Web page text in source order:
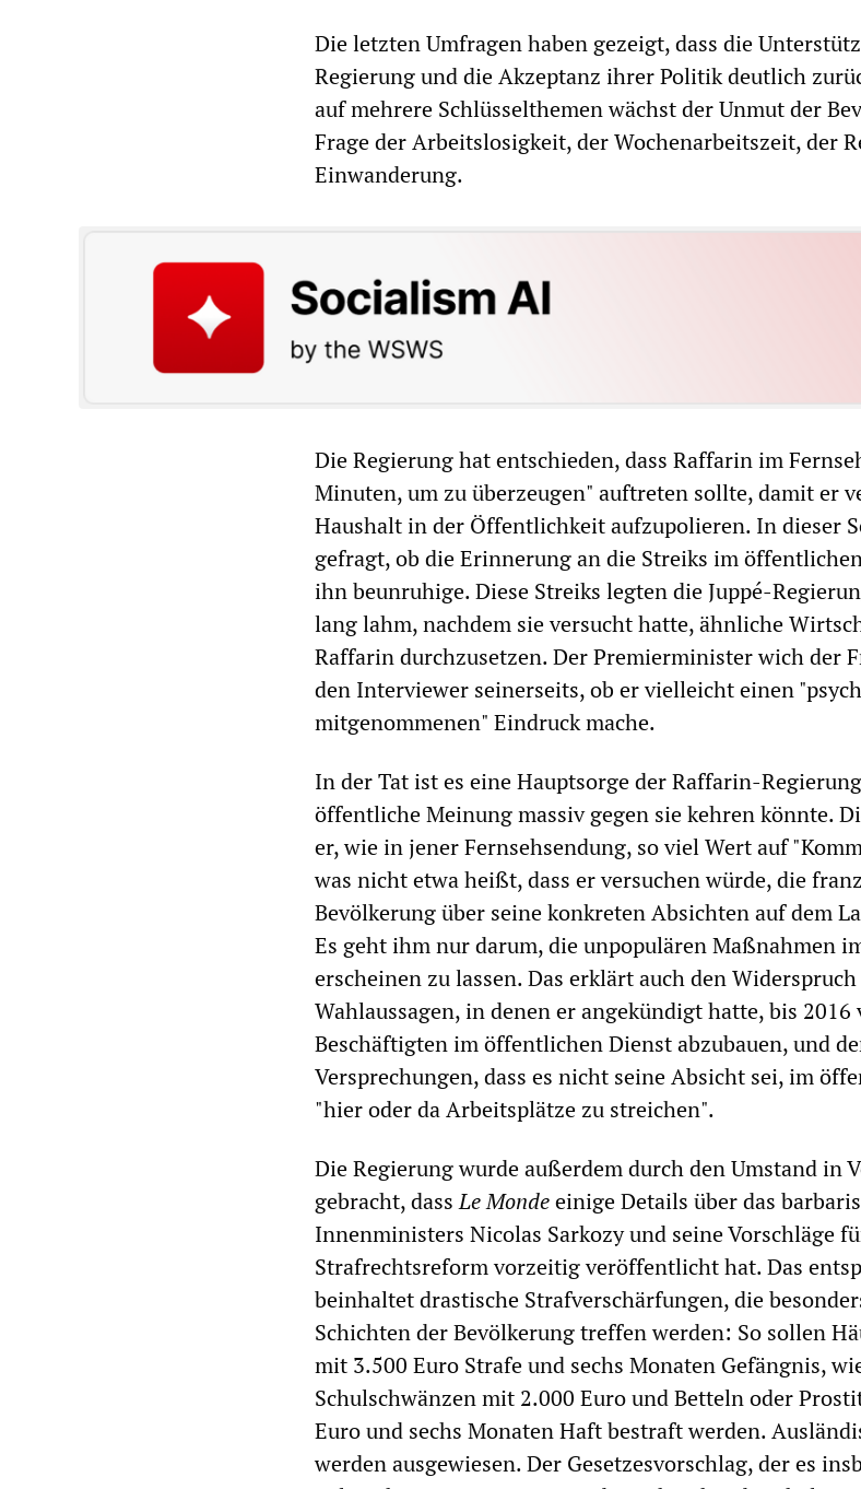
Die letzten Umfragen haben gezeigt, dass die
Regierung und die Akzeptanz ihrer Politik deutlich
auf mehrere Schlüsselthemen wächst der Unmut der
Frage der Arbeitslosigkeit, der Wochenarbeitszeit, der
Einwanderung.
Die Regierung hat entschieden, dass Raffarin im
Minuten, um zu überzeugen" auftreten sollte, damit er
Haushalt in der Öffentlichkeit aufzupolieren. In dieser
gefragt, ob die Erinnerung an die Streiks im
ihn beunruhige. Diese Streiks legten die Juppé-
lang lahm, nachdem sie versucht hatte, ähnliche
Raffarin durchzusetzen. Der Premierminister wich der
den Interviewer seinerseits, ob er vielleicht einen
mitgenommenen" Eindruck mache.
In der Tat ist es eine Hauptsorge der Raffarin-
öffentliche Meinung massiv gegen sie kehren könnte.
er, wie in jener Fernsehsendung, so viel Wert auf
was nicht etwa heißt, dass er versuchen würde, die
Bevölkerung über seine konkreten Absichten auf dem
Es geht ihm nur darum, die unpopulären Maßnahmen
erscheinen zu lassen. Das erklärt auch den
Wahlaussagen, in denen er angekündigt hatte, bis
Beschäftigten im öffentlichen Dienst abzubauen, und
Versprechungen, dass es nicht seine Absicht sei, im
"hier oder da Arbeitsplätze zu streichen".
Die Regierung wurde außerdem durch den Umstand in
gebracht, dassLe Mondeeinige Details über das
Innenministers Nicolas Sarkozy und seine Vorschläge
Strafrechtsreform vorzeitig veröffentlicht hat. Das
beinhaltet drastische Strafverschärfungen, die
Schichten der Bevölkerung treffen werden: So sollen
mit 3.500 Euro Strafe und sechs Monaten Gefängnis,
Schulschwänzen mit 2.000 Euro und Betteln oder
Euro und sechs Monaten Haft bestraft werden.
werden ausgewiesen. Der Gesetzesvorschlag, der es